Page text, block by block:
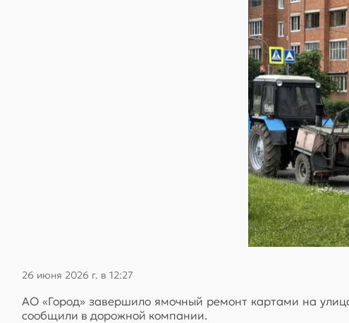
26 июня 2026 г. в 12:27
АО «Город» завершило ямочный ремонт картами на
сообщили в дорожной компании.